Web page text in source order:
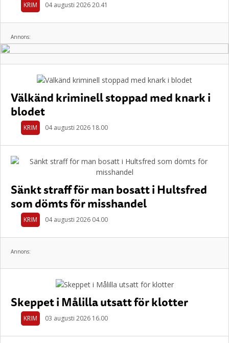
KRIM 04 augusti 2026 20.41
Annons:
Välkänd kriminell stoppad med knark i
blodet
KRIM 04 augusti 2026 18.00
Sänkt straff för man bosatt i Hultsfred
som dömts för misshandel
KRIM 04 augusti 2026 04.00
Annons:
Skeppet i Målilla utsatt för klotter
KRIM 03 augusti 2026 16.00